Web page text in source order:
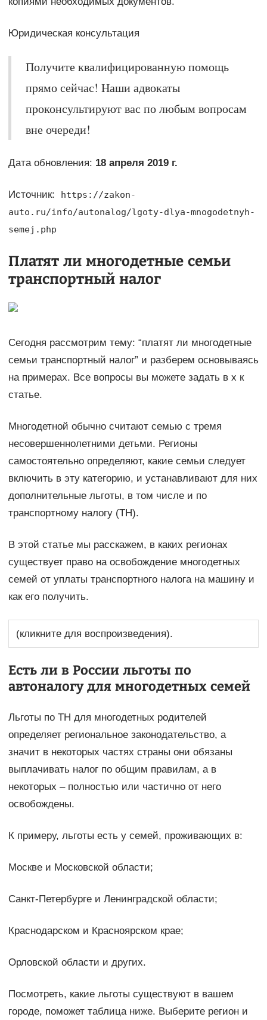
Юридическая консультация
Получите квалифицированную помощь
прямо сейчас! Наши адвокаты
проконсультируют вас по любым вопросам
вне очереди!
Дата обновления: 18 апреля 2019 г.
Источник:
https://zakon-
auto.ru/info/autonalog/lgoty-dlya-mnogodetnyh-
semej.php
Платят ли многодетные семьи
транспортный налог
Сегодня рассмотрим тему: “платят ли многодетные
семьи транспортный налог” и разберем основываясь
на примерах. Все вопросы вы можете задать в х к
статье.
Многодетной обычно считают семью с тремя
несовершеннолетними детьми. Регионы
самостоятельно определяют, какие семьи следует
включить в эту категорию, и устанавливают для них
дополнительные льготы, в том числе и по
транспортному налогу (ТН).
В этой статье мы расскажем, в каких регионах
существует право на освобождение многодетных
семей от уплаты транспортного налога на машину и
как его получить.
(кликните для воспроизведения).
Есть ли в России льготы по
автоналогу для многодетных семей
Льготы по ТН для многодетных родителей
определяет региональное законодательство, а
значит в некоторых частях страны они обязаны
выплачивать налог по общим правилам, а в
некоторых – полностью или частично от него
освобождены.
К примеру, льготы есть у семей, проживающих в:
Москве и Московской области;
Санкт-Петербурге и Ленинградской области;
Краснодарском и Красноярском крае;
Орловской области и других.
Посмотреть, какие льготы существуют в вашем
городе, поможет таблица ниже. Выберите регион и